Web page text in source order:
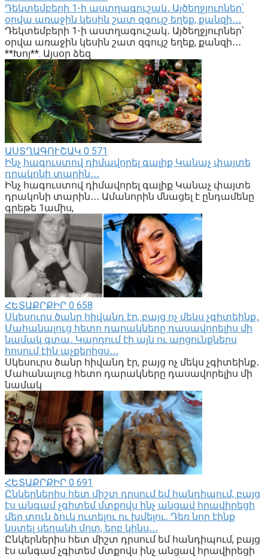
Դեկտեմբերի 1-ի աստղագուշակ․ Այծեղջյուրներ՝
օրվա առաջին կեսին շատ զգույշ եղեք, քանզի․․․
Դեկտեմբերի 1-ի աստղագուշակ․ Այծեղջյուրներ՝
օրվա առաջին կեսին շատ զգույշ եղեք, քանզի․․․
**Խոյ**. Այսօր ձեզ
ԱՍՏՂԱԳՈՒՇԱԿ 0 571
Ինչ հագուստով դիմավորել գալիք Կանաչ փայտե
դրակոնի տարին․․․
Ինչ հագուստով դիմավորել գալիք Կանաչ փայտե
դրակոնի տարին․․․ Ամանորին մնացել է ընդամենը
գրեթե 1ամիս,
ՀԵՏԱՔՐՔԻՐ 0 658
Սկեսուրս ծանր հիվանդ էր, բայց ոչ մեկս չգիտեինք․
Մահանալուց հետո դարակները դասավորելիս մի
նամակ գտա․ Կարդում էի այն ու արցունքներս
հոսում էին աչքերիցս․․․
Սկեսուրս ծանր հիվանդ էր, բայց ոչ մեկս չգիտեինք․
Մահանալուց հետո դարակները դասավորելիս մի
նամակ
ՀԵՏԱՔՐՔԻՐ 0 691
Ընկերներիս հետ միշտ դրսում եմ հանդիպում, բայց
էս անգամ չգիտեմ մտքովս ինչ անցավ հրավիրեցի
մեր տուն ձուկ ուտելու ու խմելու․ Դեռ նոր էինք
նստել սեղանի մոտ, երբ կինս․․․
Ընկերներիս հետ միշտ դրսում եմ հանդիպում, բայց
էս անգամ չգիտեմ մտքովս ինչ անցավ հրավիրեցի